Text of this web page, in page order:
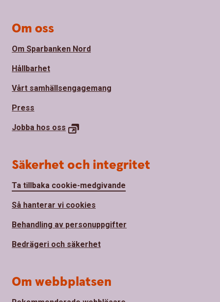
Om oss
Om Sparbanken Nord
Hållbarhet
Vårt samhällsengagemang
Press
Jobba hos oss
Säkerhet och integritet
Ta tillbaka cookie-medgivande
Så hanterar vi cookies
Behandling av personuppgifter
Bedrägeri och säkerhet
Om webbplatsen